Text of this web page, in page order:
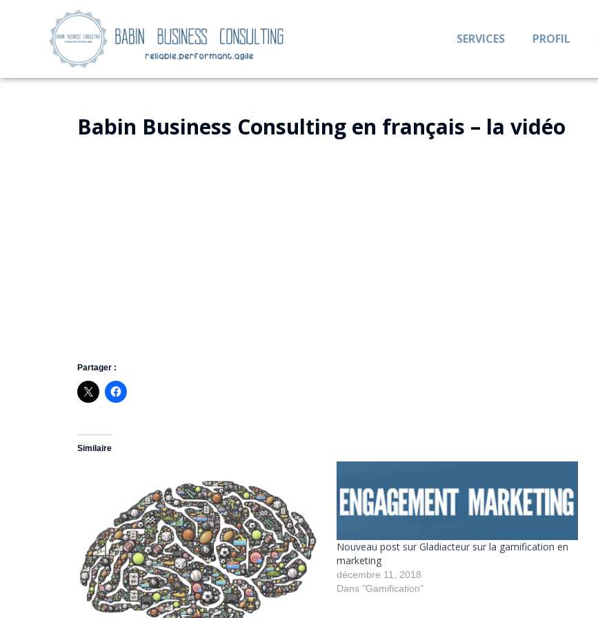
SERVICES PROFIL
Babin Business Consulting en français – la vidéo
Partager :
Similaire
Nouveau post sur Gladiacteur sur la gamification en
marketing
décembre 11, 2018
Dans "Gamification"